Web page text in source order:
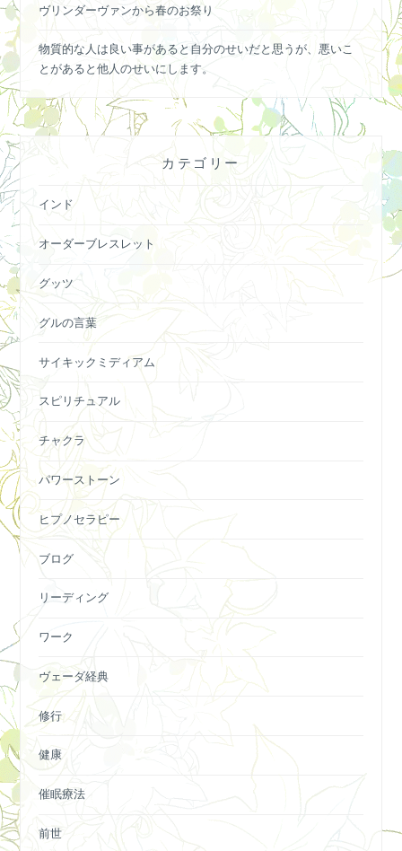
ヴリンダーヴァンから春のお祭り
物質的な人は良い事があると自分のせいだと思うが、悪いこ
とがあると他人のせいにします。
カテゴリー
インド
オーダーブレスレット
グッツ
グルの言葉
サイキックミディアム
スピリチュアル
チャクラ
パワーストーン
ヒプノセラピー
ブログ
リーディング
ワーク
ヴェーダ経典
修行
健康
催眠療法
前世